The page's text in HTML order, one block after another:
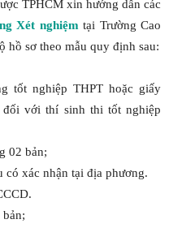
TPHCM xin hướng dẫn các
Xét nghiệm tại Trường Cao
hồ sơ theo mẫu quy định sau:
tốt nghiệp THPT hoặc giấy
với thí sinh thi tốt nghiệp
02 bản;
có xác nhận tại địa phương.